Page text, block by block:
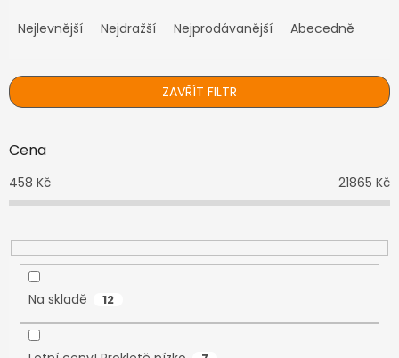
a
n
í
r
d
u
t
ů
Nejlevnější Nejdražší Nejprodávanější Abecedně
ZAVŘÍT FILTR
Cena
458 Kč 21865 Kč
Na skladě 12